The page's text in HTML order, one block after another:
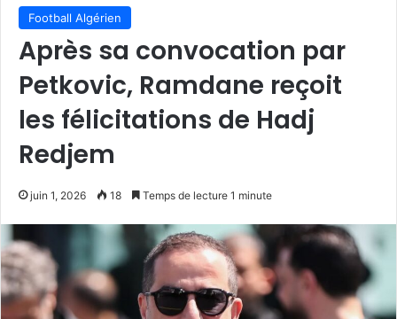
Football Algérien
Après sa convocation par
Petkovic, Ramdane reçoit
les félicitations de Hadj
Redjem
juin 1, 2026 18 Temps de lecture 1 minute